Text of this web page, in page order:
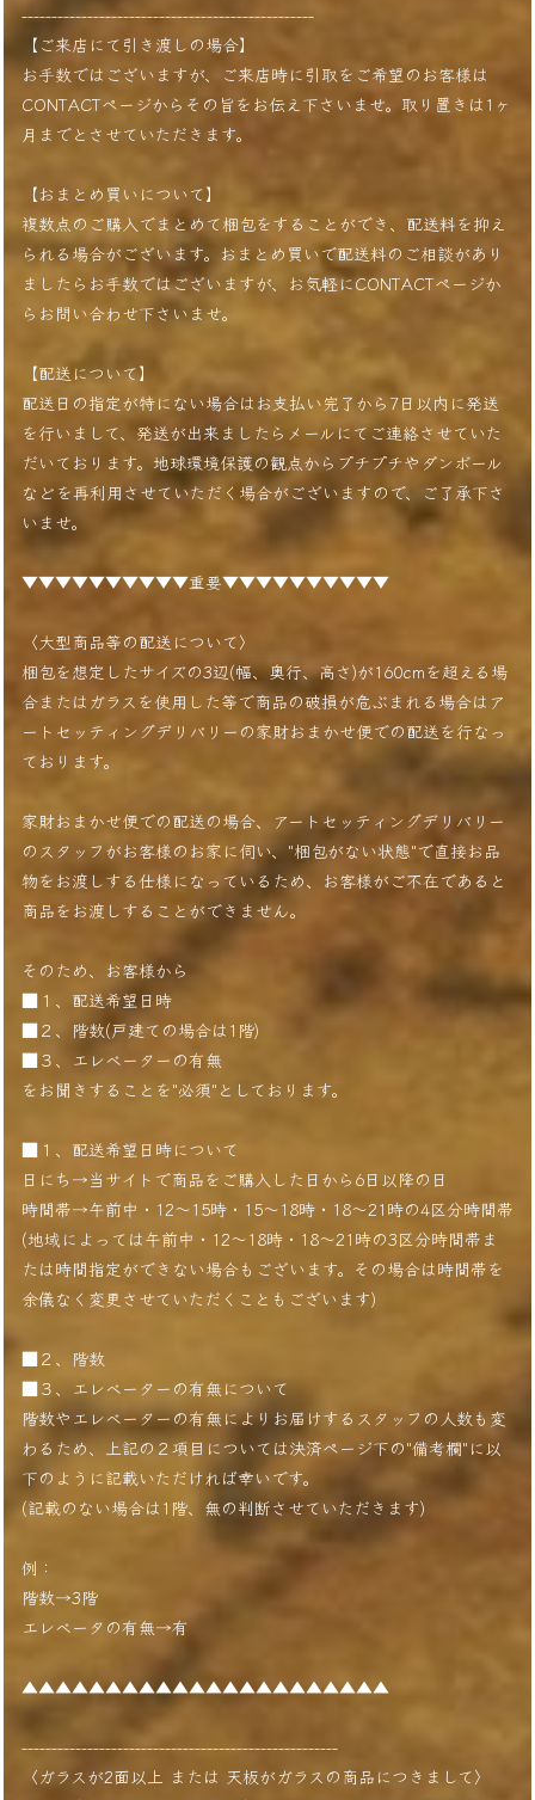
-------------------------------------------------
【ご来店にて引き渡しの場合】
お手数ではございますが、ご来店時に引取をご希望のお客様は
CONTACTページからその旨をお伝え下さいませ。取り置きは1ヶ
月までとさせていただきます。
【おまとめ買いについて】
複数点のご購入でまとめて梱包をすることができ、配送料を抑え
られる場合がございます。おまとめ買いで配送料のご相談があり
ましたらお手数ではございますが、お気軽にCONTACTページか
らお問い合わせ下さいませ。
【配送について】
配送日の指定が特にない場合はお支払い完了から7日以内に発送
を行いまして、発送が出来ましたらメールにてご連絡させていた
だいております。地球環境保護の観点からプチプチやダンボール
などを再利用させていただく場合がございますので、ご了承下さ
いませ。
▼▼▼▼▼▼▼▼▼▼重要▼▼▼▼▼▼▼▼▼▼
〈大型商品等の配送について〉
梱包を想定したサイズの3辺(幅、奥行、高さ)が160cmを超える場
合またはガラスを使用した等で商品の破損が危ぶまれる場合はア
ートセッティングデリバリーの家財おまかせ便での配送を行なっ
ております。
家財おまかせ便での配送の場合、アートセッティングデリバリー
のスタッフがお客様のお家に伺い、"梱包がない状態"で直接お品
物をお渡しする仕様になっているため、お客様がご不在であると
商品をお渡しすることができません。
そのため、お客様から
■１、配送希望日時
■２、階数(戸建ての場合は1階)
■３、エレベーターの有無
をお聞きすることを"必須"としております。
■１、配送希望日時について
日にち→当サイトで商品をご購入した日から6日以降の日
時間帯→午前中・12〜15時・15〜18時・18〜21時の4区分時間帯
(地域によっては午前中・12〜18時・18〜21時の3区分時間帯ま
たは時間指定ができない場合もございます。その場合は時間帯を
余儀なく変更させていただくこともございます)
■２、階数
■３、エレベーターの有無について
階数やエレベーターの有無によりお届けするスタッフの人数も変
わるため、上記の２項目については決済ページ下の"備考欄"に以
下のように記載いただければ幸いです。
(記載のない場合は1階、無の判断させていただきます)
例：
階数→3階
エレベータの有無→有
▲▲▲▲▲▲▲▲▲▲▲▲▲▲▲▲▲▲▲▲▲▲
-----------------------------------------------------
〈ガラスが2面以上 または 天板がガラスの商品につきまして〉